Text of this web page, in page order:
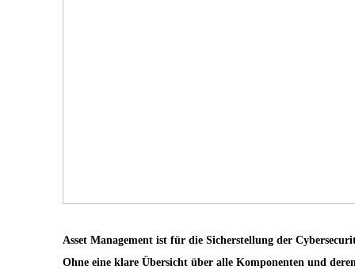
Asset Management ist für die Sicherstellung der
Ohne eine klare Übersicht über alle Komponenten und